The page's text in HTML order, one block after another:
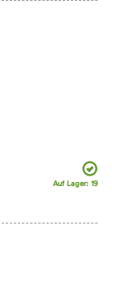
Auf Lager: 19